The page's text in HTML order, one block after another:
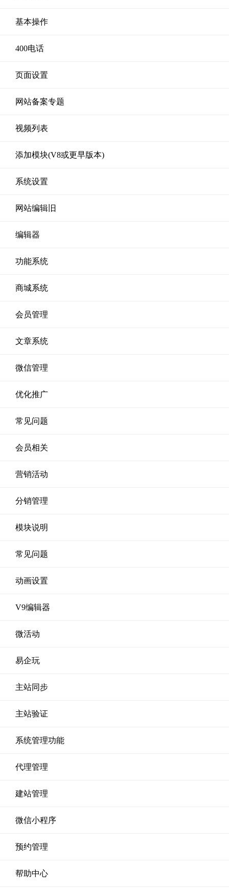
基本操作
400电话
页面设置
网站备案专题
视频列表
添加模块(V8或更早版本)
系统设置
网站编辑旧
编辑器
功能系统
商城系统
会员管理
文章系统
微信管理
优化推广
常见问题
会员相关
营销活动
分销管理
模块说明
常见问题
动画设置
V9编辑器
微活动
易企玩
主站同步
主站验证
系统管理功能
代理管理
建站管理
微信小程序
预约管理
帮助中心